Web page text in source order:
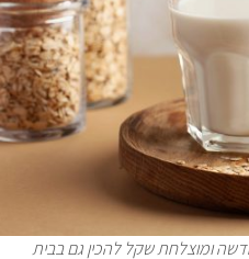
ומוצלחת שקל להכין גם בבית